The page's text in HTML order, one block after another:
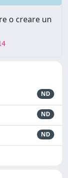
o creare un
ND
ND
ND